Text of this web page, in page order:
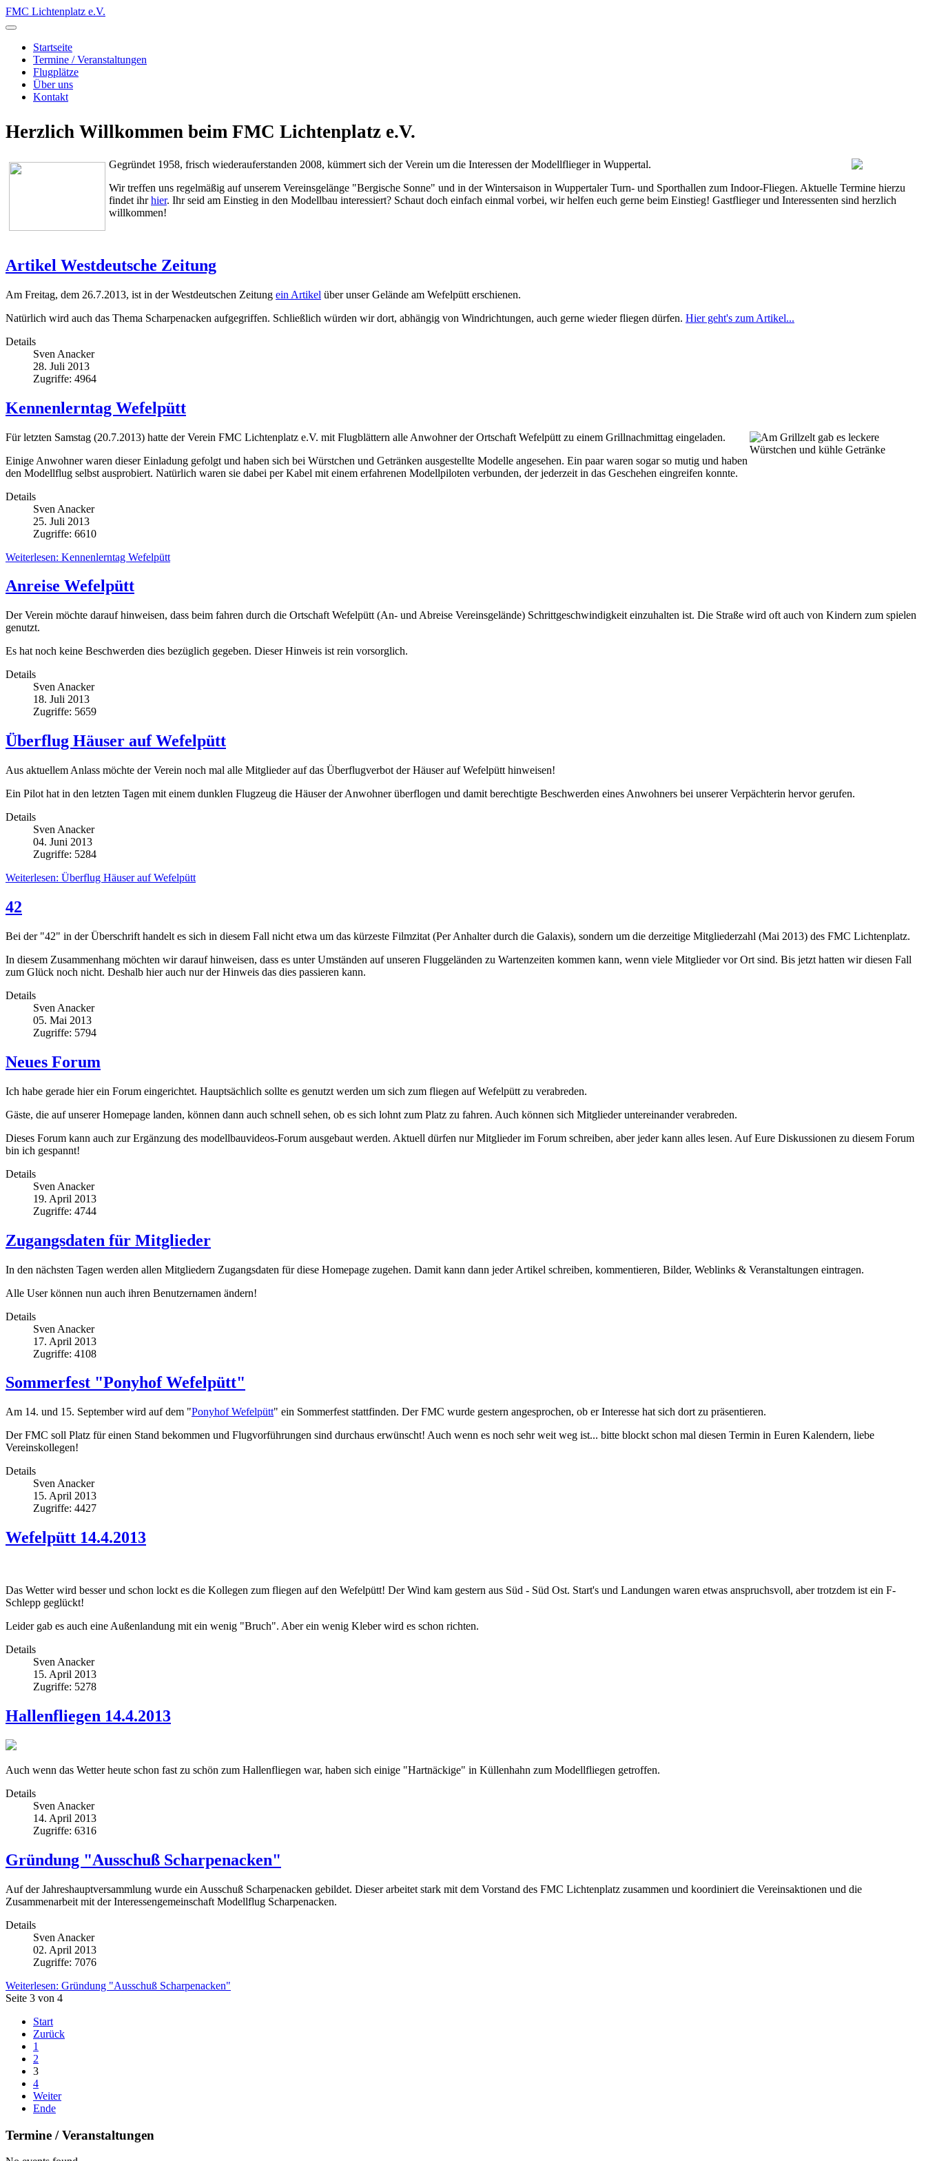
FMC Lichtenplatz e.V.
Startseite
Termine / Veranstaltungen
Flugplätze
Über uns
Kontakt
Herzlich Willkommen beim FMC Lichtenplatz e.V.
Gegründet 1958, frisch wiederauferstanden 2008, kümmert sich der Verein um die Interessen der Modellflieger in Wuppertal.
Wir treffen uns regelmäßig auf unserem Vereinsgelänge "Bergische Sonne" und in der Wintersaison in Wuppertaler Turn- und Sporthallen zum Indoor-Fliegen. Aktuelle Termine hierzu
findet ihrhier. Ihr seid am Einstieg in den Modellbau interessiert? Schaut doch einfach einmal vorbei, wir helfen euch gerne beim Einstieg! Gastflieger und Interessenten sind herzlich
willkommen!
Artikel Westdeutsche Zeitung
Am Freitag, dem 26.7.2013, ist in der Westdeutschen Zeitung ein Artikel über unser Gelände am Wefelpütt erschienen.
Natürlich wird auch das Thema Scharpenacken aufgegriffen. Schließlich würden wir dort, abhängig von Windrichtungen, auch gerne wieder fliegen dürfen. Hier geht's zum Artikel...
Details
Sven Anacker
28. Juli 2013
Zugriffe: 4964
Kennenlerntag Wefelpütt
Für letzten Samstag (20.7.2013) hatte der Verein FMC Lichtenplatz e.V. mit Flugblättern alle Anwohner der Ortschaft Wefelpütt zu einem Grillnachmittag eingeladen.
Einige Anwohner waren dieser Einladung gefolgt und haben sich bei Würstchen und Getränken ausgestellte Modelle angesehen. Ein paar waren sogar so mutig und haben
den Modellflug selbst ausprobiert. Natürlich waren sie dabei per Kabel mit einem erfahrenen Modellpiloten verbunden, der jederzeit in das Geschehen eingreifen konnte.
Details
Sven Anacker
25. Juli 2013
Zugriffe: 6610
Weiterlesen: Kennenlerntag Wefelpütt
Anreise Wefelpütt
Der Verein möchte darauf hinweisen, dass beim fahren durch die Ortschaft Wefelpütt (An- und Abreise Vereinsgelände) Schrittgeschwindigkeit einzuhalten ist. Die Straße wird oft auch von Kindern zum spielen
genutzt.
Es hat noch keine Beschwerden dies bezüglich gegeben. Dieser Hinweis ist rein vorsorglich.
Details
Sven Anacker
18. Juli 2013
Zugriffe: 5659
Überflug Häuser auf Wefelpütt
Aus aktuellem Anlass möchte der Verein noch mal alle Mitglieder auf das Überflugverbot der Häuser auf Wefelpütt hinweisen!
Ein Pilot hat in den letzten Tagen mit einem dunklen Flugzeug die Häuser der Anwohner überflogen und damit berechtigte Beschwerden eines Anwohners bei unserer Verpächterin hervor gerufen.
Details
Sven Anacker
04. Juni 2013
Zugriffe: 5284
Weiterlesen: Überflug Häuser auf Wefelpütt
42
Bei der "42" in der Überschrift handelt es sich in diesem Fall nicht etwa um das kürzeste Filmzitat (Per Anhalter durch die Galaxis), sondern um die derzeitige Mitgliederzahl (Mai 2013) des FMC Lichtenplatz.
In diesem Zusammenhang möchten wir darauf hinweisen, dass es unter Umständen auf unseren Fluggeländen zu Wartenzeiten kommen kann, wenn viele Mitglieder vor Ort sind. Bis jetzt hatten wir diesen Fall
zum Glück noch nicht. Deshalb hier auch nur der Hinweis das dies passieren kann.
Details
Sven Anacker
05. Mai 2013
Zugriffe: 5794
Neues Forum
Ich habe gerade hier ein Forum eingerichtet. Hauptsächlich sollte es genutzt werden um sich zum fliegen auf Wefelpütt zu verabreden.
Gäste, die auf unserer Homepage landen, können dann auch schnell sehen, ob es sich lohnt zum Platz zu fahren. Auch können sich Mitglieder untereinander verabreden.
Dieses Forum kann auch zur Ergänzung des modellbauvideos-Forum ausgebaut werden. Aktuell dürfen nur Mitglieder im Forum schreiben, aber jeder kann alles lesen. Auf Eure Diskussionen zu diesem Forum
bin ich gespannt!
Details
Sven Anacker
19. April 2013
Zugriffe: 4744
Zugangsdaten für Mitglieder
In den nächsten Tagen werden allen Mitgliedern Zugangsdaten für diese Homepage zugehen. Damit kann dann jeder Artikel schreiben, kommentieren, Bilder, Weblinks & Veranstaltungen eintragen.
Alle User können nun auch ihren Benutzernamen ändern!
Details
Sven Anacker
17. April 2013
Zugriffe: 4108
Sommerfest "Ponyhof Wefelpütt"
Am 14. und 15. September wird auf dem "Ponyhof Wefelpütt" ein Sommerfest stattfinden. Der FMC wurde gestern angesprochen, ob er Interesse hat sich dort zu präsentieren.
Der FMC soll Platz für einen Stand bekommen und Flugvorführungen sind durchaus erwünscht! Auch wenn es noch sehr weit weg ist... bitte blockt schon mal diesen Termin in Euren Kalendern, liebe
Vereinskollegen!
Details
Sven Anacker
15. April 2013
Zugriffe: 4427
Wefelpütt 14.4.2013
Das Wetter wird besser und schon lockt es die Kollegen zum fliegen auf den Wefelpütt! Der Wind kam gestern aus Süd - Süd Ost. Start's und Landungen waren etwas anspruchsvoll, aber trotzdem ist ein F-
Schlepp geglückt!
Leider gab es auch eine Außenlandung mit ein wenig "Bruch". Aber ein wenig Kleber wird es schon richten.
Details
Sven Anacker
15. April 2013
Zugriffe: 5278
Hallenfliegen 14.4.2013
Auch wenn das Wetter heute schon fast zu schön zum Hallenfliegen war, haben sich einige "Hartnäckige" in Küllenhahn zum Modellfliegen getroffen.
Details
Sven Anacker
14. April 2013
Zugriffe: 6316
Gründung "Ausschuß Scharpenacken"
Auf der Jahreshauptversammlung wurde ein Ausschuß Scharpenacken gebildet. Dieser arbeitet stark mit dem Vorstand des FMC Lichtenplatz zusammen und koordiniert die Vereinsaktionen und die
Zusammenarbeit mit der Interessengemeinschaft Modellflug Scharpenacken.
Details
Sven Anacker
02. April 2013
Zugriffe: 7076
Weiterlesen: Gründung "Ausschuß Scharpenacken"
Seite 3 von 4
Start
Zurück
1
2
3
4
Weiter
Ende
Termine / Veranstaltungen